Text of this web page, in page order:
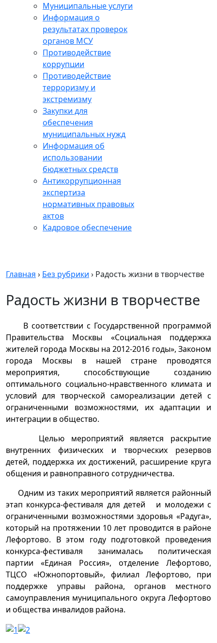
Муниципальные услуги
Информация о
результатах проверок
органов МСУ
Противодействие
коррупции
Противодействие
терроризму и
экстремизму
Закупки для
обеспечения
муниципальных нужд
Информация об
использовании
бюджетных средств
Антикоррупционная
экспертиза
нормативных правовых
актов
Кадровое обеспечение
Главная › Без рубрики › Радость жизни в творчестве
Радость жизни в творчестве
В соответствии с Государственной программой
Правительства Москвы «Социальная поддержка
жителей города Москвы на 2012-2016 годы», Законом
города Москвы в нашей стране проводятся
мероприятия, способствующие созданию
оптимального социально-нравственного климата и
условий для творческой самореализации детей с
ограниченными возможностями, их адаптации и
интеграции в общество.
Целью мероприятий является раскрытие
внутренних физических и творческих резервов
детей, поддержка их достижений, расширение круга
общения и равноправного сотрудничества.
Одним из таких мероприятий является районный
этап конкурса-фестиваля для детей и молодежи с
ограниченными возможностями здоровья «Радуга»,
который на протяжении 10 лет проводится в районе
Лефортово. В этом году подготовкой проведения
конкурса-фестиваля занималась политическая
партии «Единая Россия», отделение Лефортово,
ТЦСО «Южнопортовый», филиал Лефортово, при
поддержке управы района, органов местного
самоуправления муниципального округа Лефортово
и общества инвалидов района.